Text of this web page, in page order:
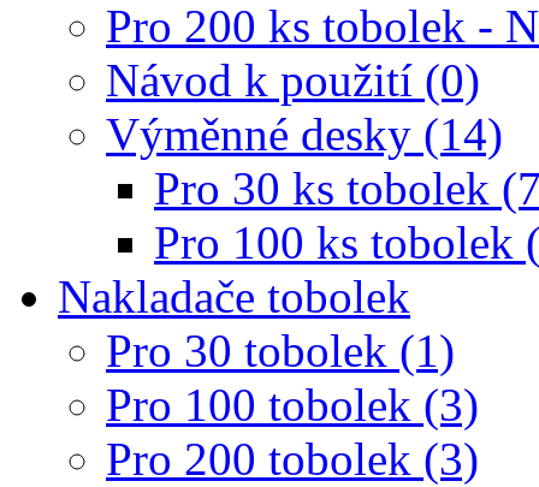
Pro 200 ks tobolek -
Návod k použití (0)
Výměnné desky (14)
Pro 30 ks tobolek
Pro 100 ks tobolek
Nakladače tobolek
Pro 30 tobolek (1)
Pro 100 tobolek (3)
Pro 200 tobolek (3)